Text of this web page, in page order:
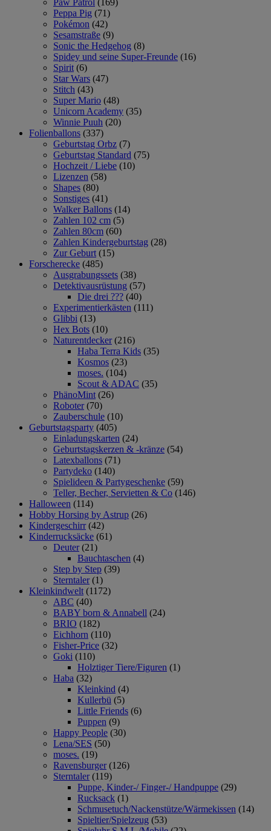
Peppa Pig (71)
Pokémon (42)
Sesamstraße (9)
Sonic the Hedgehog (8)
Spidey und seine Super-Freunde (16)
Spirit (6)
Star Wars (47)
Stitch (43)
Super Mario (48)
Unicorn Academy (35)
Winnie Puuh (20)
Folienballons (337)
Geburtstag Orbz (7)
Geburtstag Standard (75)
Hochzeit / Liebe (10)
Lizenzen (58)
Shapes (80)
Sonstiges (41)
Walker Ballons (14)
Zahlen 102 cm (5)
Zahlen 80cm (60)
Zahlen Kindergeburtstag (28)
Zur Geburt (15)
Forscherecke (485)
Ausgrabungssets (38)
Detektivausrüstung (57)
Die drei ??? (40)
Experimentierkästen (111)
Glibbi (13)
Hex Bots (10)
Naturentdecker (216)
Haba Terra Kids (35)
Kosmos (23)
moses. (104)
Scout & ADAC (35)
PhänoMint (26)
Roboter (70)
Zauberschule (10)
Geburtstagsparty (405)
Einladungskarten (24)
Geburtstagskerzen & -kränze (54)
Latexballons (71)
Partydeko (140)
Spielideen & Partygeschenke (59)
Teller, Becher, Servietten & Co (146)
Halloween (114)
Hobby Horsing by Astrup (26)
Kindergeschirr (42)
Kinderrucksäcke (61)
Deuter (21)
Bauchtaschen (4)
Step by Step (39)
Sterntaler (1)
Kleinkindwelt (1172)
ABC (40)
BABY born & Annabell (24)
BRIO (182)
Eichhorn (110)
Fisher-Price (32)
Goki (110)
Holztiger Tiere/Figuren (1)
Haba (32)
Kleinkind (4)
Kullerbü (5)
Little Friends (6)
Puppen (9)
Happy People (30)
Lena/SES (50)
moses. (19)
Ravensburger (126)
Sterntaler (119)
Puppe, Kinder-/ Finger-/ Handpuppe (29)
Rucksack (1)
Schmusetuch/Nackenstütze/Wärmekissen (14)
Spieltier/Spielzeug (53)